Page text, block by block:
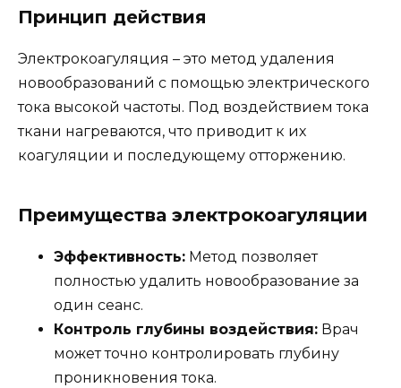
Принцип действия
Электрокоагуляция – это метод удаления
новообразований с помощью электрического
тока высокой частоты. Под воздействием тока
ткани нагреваются, что приводит к их
коагуляции и последующему отторжению.
Преимущества электрокоагуляции
Эффективность: Метод позволяет
полностью удалить новообразование за
один сеанс.
Контроль глубины воздействия: Врач
может точно контролировать глубину
проникновения тока.